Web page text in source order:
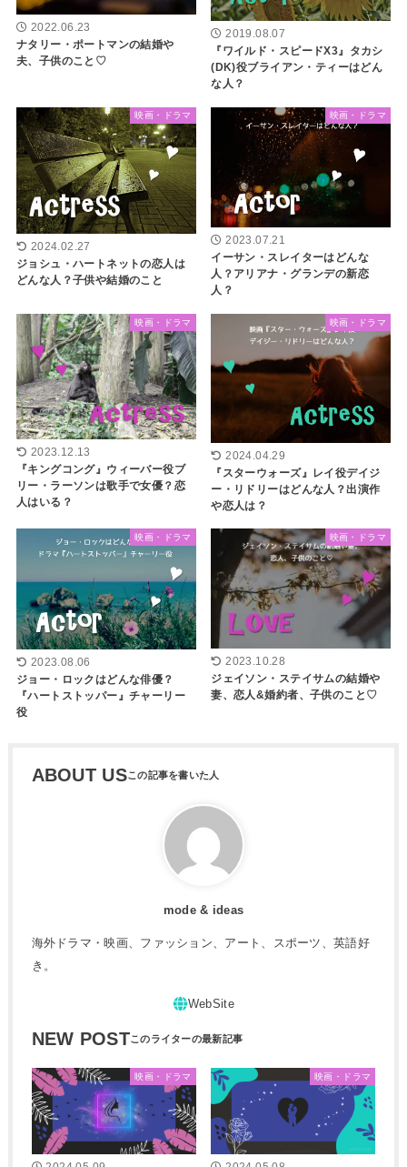
2022.06.23
ナタリー・ポートマンの結婚や
夫、子供のこと♡
2019.08.07
『ワイルド・スピードX3』タカシ
(DK)役ブライアン・ティーはどん
な人？
映画・ドラマ
2024.02.27
ジョシュ・ハートネットの恋人は
どんな人？子供や結婚のこと
映画・ドラマ
2023.07.21
イーサン・スレイターはどんな
人？アリアナ・グランデの新恋
人？
映画・ドラマ
2023.12.13
『キングコング』ウィーバー役ブ
リー・ラーソンは歌手で女優？恋
人はいる？
映画・ドラマ
2024.04.29
『スターウォーズ』レイ役デイジ
ー・リドリーはどんな人？出演作
や恋人は？
映画・ドラマ
2023.08.06
ジョー・ロックはどんな俳優？
『ハートストッパー』チャーリー
役
映画・ドラマ
2023.10.28
ジェイソン・ステイサムの結婚や
妻、恋人&婚約者、子供のこと♡
ABOUT US
mode & ideas
海外ドラマ・映画、ファッション、アート、スポーツ、英語好
き。
NEW POST
映画・ドラマ 映画・ドラマ